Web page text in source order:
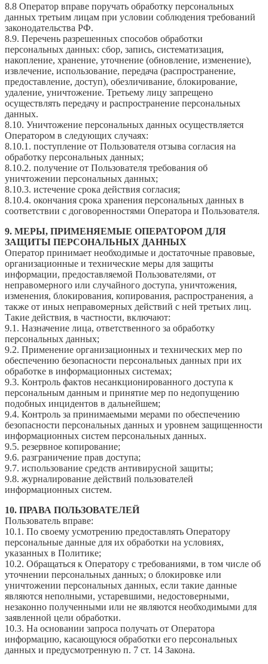
8.8 Оператор вправе поручать обработку персональных
данных третьим лицам при условии соблюдения требований
законодательства РФ.
8.9. Перечень разрешенных способов обработки
персональных данных: сбор, запись, систематизация,
накопление, хранение, уточнение (обновление, изменение),
извлечение, использование, передача (распространение,
предоставление, доступ), обезличивание, блокирование,
удаление, уничтожение. Третьему лицу запрещено
осуществлять передачу и распространение персональных
данных.
8.10. Уничтожение персональных данных осуществляется
Оператором в следующих случаях:
8.10.1. поступление от Пользователя отзыва согласия на
обработку персональных данных;
8.10.2. получение от Пользователя требования об
уничтожении персональных данных;
8.10.3. истечение срока действия согласия;
8.10.4. окончания срока хранения персональных данных в
соответствии с договоренностями Оператора и Пользователя.
9. МЕРЫ, ПРИМЕНЯЕМЫЕ ОПЕРАТОРОМ ДЛЯ
ЗАЩИТЫ ПЕРСОНАЛЬНЫХ ДАННЫХ
Оператор принимает необходимые и достаточные правовые,
организационные и технические меры для защиты
информации, предоставляемой Пользователями, от
неправомерного или случайного доступа, уничтожения,
изменения, блокирования, копирования, распространения, а
также от иных неправомерных действий с ней третьих лиц.
Такие действия, в частности, включают:
9.1. Назначение лица, ответственного за обработку
персональных данных;
9.2. Применение организационных и технических мер по
обеспечению безопасности персональных данных при их
обработке в информационных системах;
9.3. Контроль фактов несанкционированного доступа к
персональным данным и принятие мер по недопущению
подобных инцидентов в дальнейшем;
9.4. Контроль за принимаемыми мерами по обеспечению
безопасности персональных данных и уровнем защищенности
информационных систем персональных данных.
9.5. резервное копирование;
9.6. разграничение прав доступа;
9.7. использование средств антивирусной защиты;
9.8. журналирование действий пользователей
информационных систем.
10. ПРАВА ПОЛЬЗОВАТЕЛЕЙ
Пользователь вправе:
10.1. По своему усмотрению предоставлять Оператору
персональные данные для их обработки на условиях,
указанных в Политике;
10.2. Обращаться к Оператору с требованиями, в том числе об
уточнении персональных данных; о блокировке или
уничтожении персональных данных, если такие данные
являются неполными, устаревшими, недостоверными,
незаконно полученными или не являются необходимыми для
заявленной цели обработки.
10.3. На основании запроса получать от Оператора
информацию, касающуюся обработки его персональных
данных и предусмотренную п. 7 ст. 14 Закона.